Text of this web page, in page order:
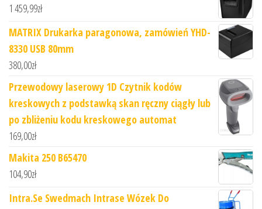
1 459,99zł
MATRIX Drukarka paragonowa, zamówień YHD-
8330 USB 80mm
380,00zł
Przewodowy laserowy 1D Czytnik kodów
kreskowych z podstawką skan ręczny ciągły lub
po zbliżeniu kodu kreskowego automat
169,00zł
Makita 250 B65470
104,90zł
Intra.Se Swedmach Intrase Wózek Do